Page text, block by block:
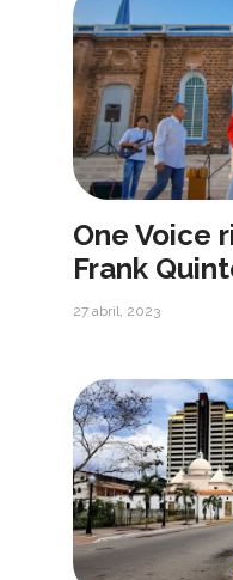
One Voice
Frank
27 abril, 2023